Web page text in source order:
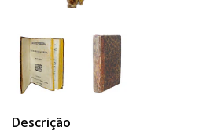
Descrição